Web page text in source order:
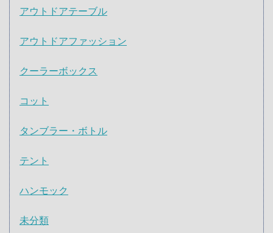
アウトドアテーブル
アウトドアファッション
クーラーボックス
コット
タンブラー・ボトル
テント
ハンモック
未分類